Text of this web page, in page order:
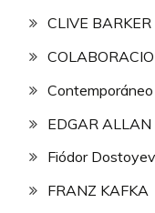
CLIVE BARKER
Contemporáneo
EDGAR ALLAN
Fiódor
FRANZ KAFKA